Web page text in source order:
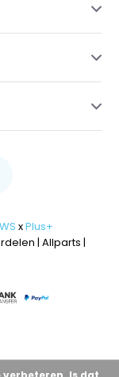
xPlus+
| Allparts |